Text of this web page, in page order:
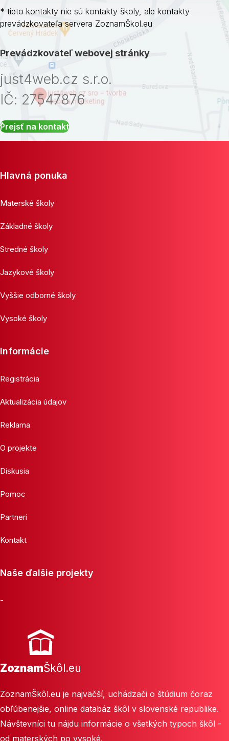
* tieto kontakty nie sú kontakty školy, ale kontakty
prevádzkovateľa servera ZoznamŠkol.eu
Prevádzkovateľ webovej stránky
just4web.cz s.r.o.
IČ: 27547876
Prejsť na kontakt
Hlavná ponuka
Materské školy
Základné školy
Stredné školy
Jazykové školy
Vyššie odborné školy
Vysoké školy
Informácie
Registrácia
Aktualizácia údajov
Reklama
O projekte
Diskusia
Pomoc
Partneri
Kontakt
Naše ďalšie projekty
-
ZoznamŠkôl.eu
ZoznamŠkôl.eu je najväčší, uchádzači o štúdium čoraz
obľúbenejšie, online databáz škôl v slovenské republike.
Návštevníci tu nájdu informácie o všetkých typoch škôl -
od materských po vysoké.